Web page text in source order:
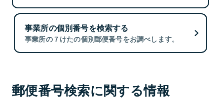
事業所の個別番号を検索する
事業所の７けたの個別郵便番号をお調べします。
郵便番号検索に関する情報